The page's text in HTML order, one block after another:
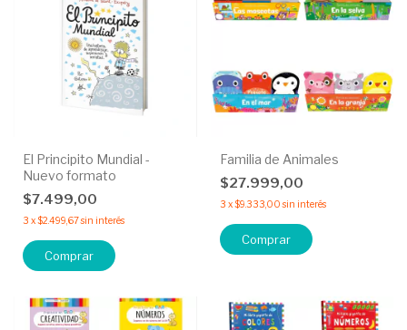
El Principito Mundial -
Nuevo formato
$7.499,00
3 x$2.499,67sin interés
Familia de Animales
$27.999,00
3 x$9.333,00 sin interés
Comprar